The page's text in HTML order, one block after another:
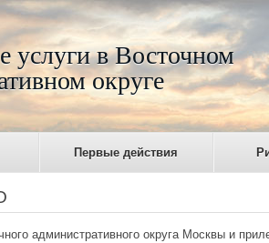
услуги в Восточном
округе
Первые действия
административного округа Москвы и